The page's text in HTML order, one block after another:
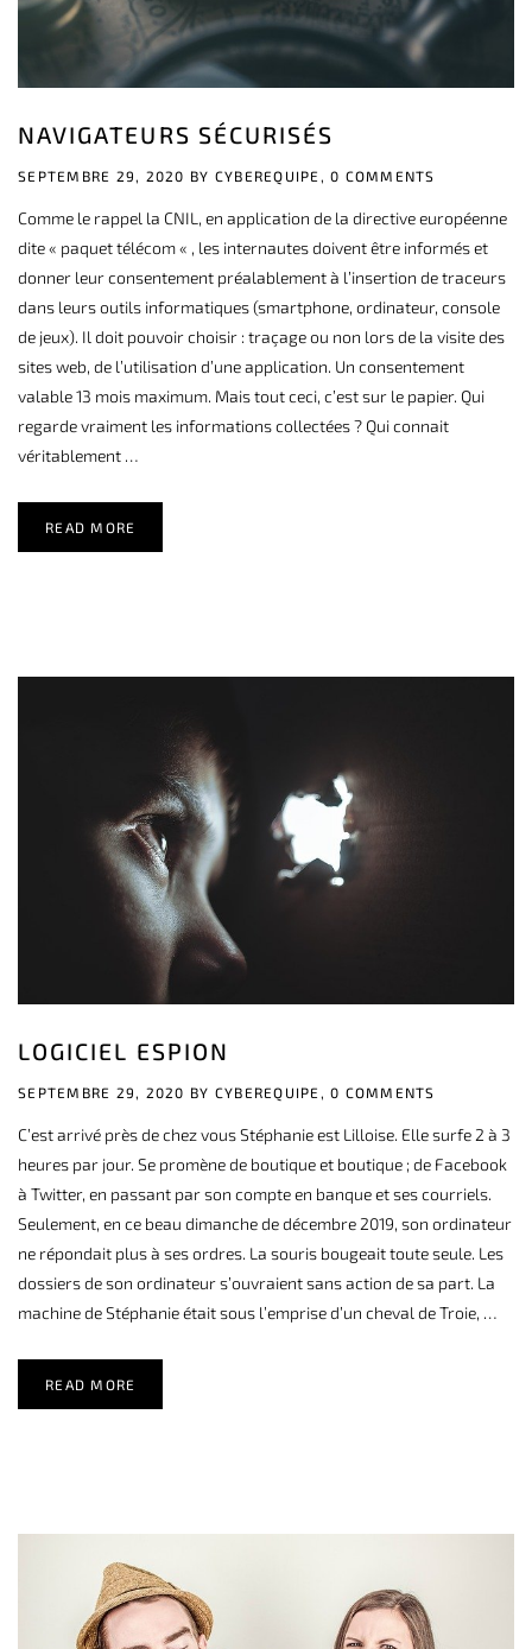
NAVIGATEURS SÉCURISÉS
SEPTEMBRE 29, 2020 BY CYBEREQUIPE, 0 COMMENTS
Comme le rappel la CNIL, en application de la directive européenne
dite « paquet télécom « , les internautes doivent être informés et
donner leur consentement préalablement à l’insertion de traceurs
dans leurs outils informatiques (smartphone, ordinateur, console
de jeux). Il doit pouvoir choisir : traçage ou non lors de la visite des
sites web, de l’utilisation d’une application. Un consentement
valable 13 mois maximum. Mais tout ceci, c’est sur le papier. Qui
regarde vraiment les informations collectées ? Qui connait
véritablement …
READ MORE
LOGICIEL ESPION
SEPTEMBRE 29, 2020 BY CYBEREQUIPE, 0 COMMENTS
C’est arrivé près de chez vous Stéphanie est Lilloise. Elle surfe 2 à 3
heures par jour. Se promène de boutique et boutique ; de Facebook
à Twitter, en passant par son compte en banque et ses courriels.
Seulement, en ce beau dimanche de décembre 2019, son ordinateur
ne répondait plus à ses ordres. La souris bougeait toute seule. Les
dossiers de son ordinateur s’ouvraient sans action de sa part. La
machine de Stéphanie était sous l’emprise d’un cheval de Troie, …
READ MORE